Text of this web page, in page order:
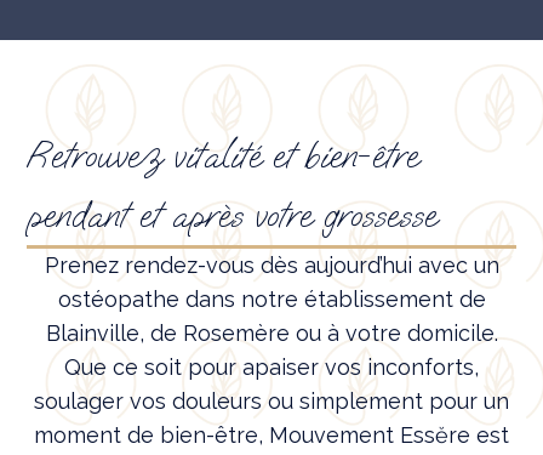
Retrouvez vitalité et bien-être
pendant et après votre grossesse
Prenez rendez-vous dès aujourd’hui avec un
ostéopathe dans notre établissement de
Blainville, de Rosemère ou à votre domicile.
Que ce soit pour apaiser vos inconforts,
soulager vos douleurs ou simplement pour un
moment de bien-être, Mouvement Essĕre est